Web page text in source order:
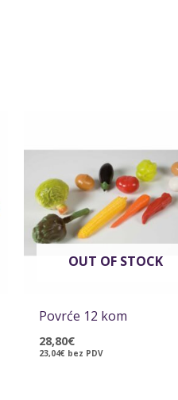
OUT OF STOCK
Povrće 12 kom
28,80€
23,04€ bez PDV